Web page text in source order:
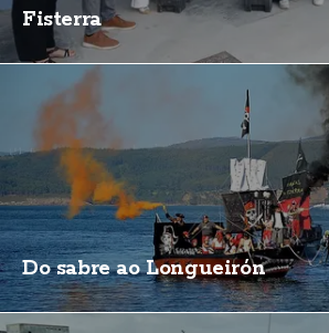
Fisterra
Do sabre ao Longueirón